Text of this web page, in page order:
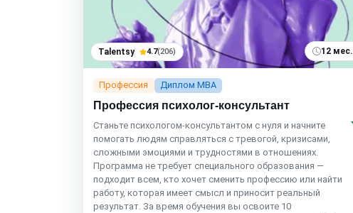
Talentsy 4.7(206) 12 мес.
Профессия Диплом MBA
Профессия психолог-консультант
Станьте психологом-консультантом с нуля и начните
помогать людям справляться с тревогой, кризисами,
сложными эмоциями и трудностями в отношениях.
Программа не требует специального образования —
подходит всем, кто хочет сменить профессию или найти
работу, которая имеет смысл и приносит реальный
результат. За время обучения вы освоите 10